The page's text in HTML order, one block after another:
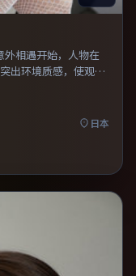
外相遇开始，人物在
出环境质感，使观众
表达，口碑潜力不
日本